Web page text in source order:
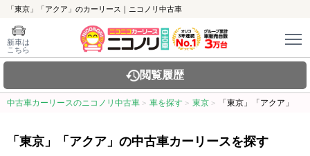
「東京」「アクア」のカーリース｜ニコノリ中古車
新車は
こちら
閲覧履歴
中古車カーリースのニコノリ中古車 車を探す 東京 「東京」「アクア」
「東京」「アクア」の中古車カーリースを探す